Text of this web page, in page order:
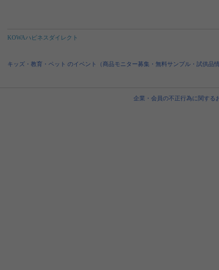
KOWAハピネスダイレクト
キッズ・教育・ペット のイベント（商品モニター募集・無料サンプル・試供品
企業・会員の不正行為に関する